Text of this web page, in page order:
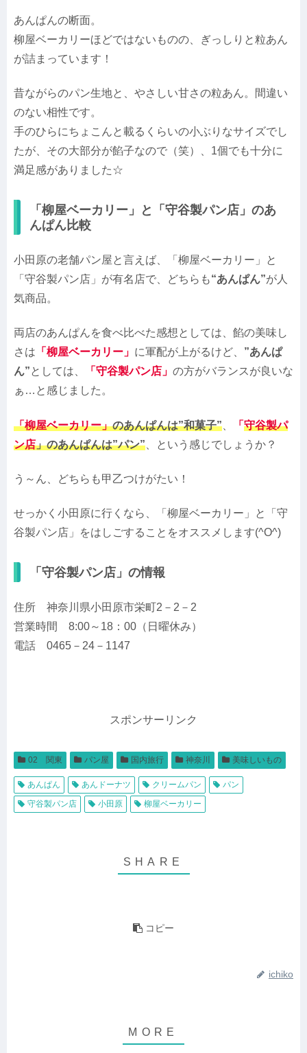
あんぱんの断面。
柳屋ベーカリーほどではないものの、ぎっしりと粒あん
が詰まっています！
昔ながらのパン生地と、やさしい甘さの粒あん。間違い
のない相性です。
手のひらにちょこんと載るくらいの小ぶりなサイズでし
たが、その大部分が餡子なので（笑）、1個でも十分に
満足感がありました☆
「柳屋ベーカリー」と「守谷製パン店」のあ
んぱん比較
小田原の老舗パン屋と言えば、「柳屋ベーカリー」と
「守谷製パン店」が有名店で、どちらも“あんぱん”が人
気商品。
両店のあんぱんを食べ比べた感想としては、餡の美味し
さは 「柳屋ベーカリー」 に軍配が上がるけど、 ”あんぱ
ん”としては、 「守谷製パン店」 の方がバランスが良いな
ぁ…と感じました。
「柳屋ベーカリー」のあんぱんは”和菓子” 「 守谷製パ
ン店」のあんぱんは”パン” 、という感じでしょうか？
う～ん、どちらも甲乙つけがたい！
せっかく小田原に行くなら、「柳屋ベーカリー」と「守
谷製パン店」をはしごすることをオススメします(^O^)
「守谷製パン店」の情報
住所 神奈川県小田原市栄町2－2－2
営業時間 8:00～18：00（日曜休み）
電話 0465－24－1147
スポンサーリンク
02 関東 パン屋 国内旅行 神奈川 美味しいもの
あんぱん あんドーナツ クリームパン
パン
守谷製パン店
小田原 柳屋ベーカリー
コピー
ichiko